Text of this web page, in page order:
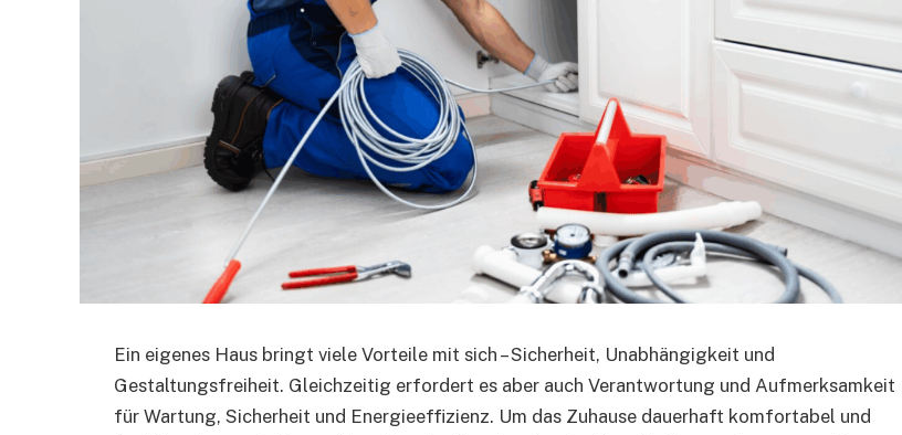
Ein eigenes Haus bringt viele Vorteile mit sich – Sicherheit, Unabhängigkeit und
Gestaltungsfreiheit. Gleichzeitig erfordert es aber auch Verantwortung und Aufmerksamkeit
für Wartung, Sicherheit und Energieeffizienz. Um das Zuhause dauerhaft komfortabel und